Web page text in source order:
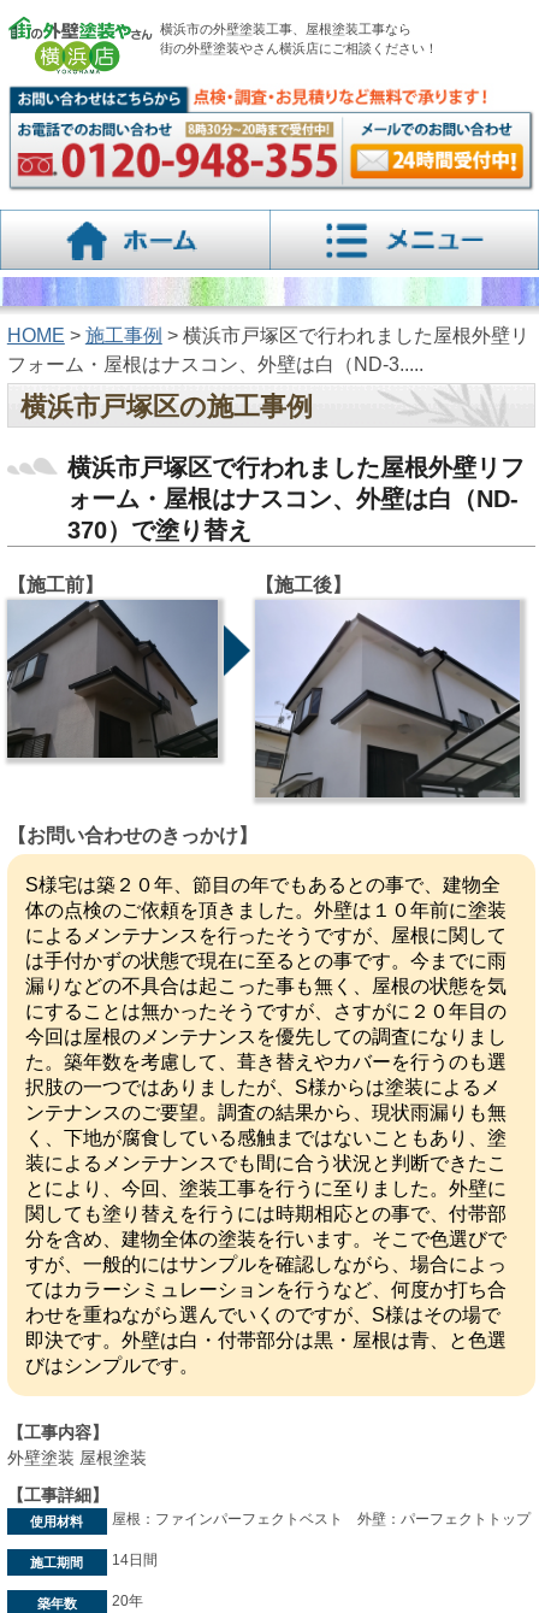
横浜市の外壁塗装工事、屋根塗装工事なら
街の外壁塗装やさん横浜店にご相談ください！
HOME > 施工事例 > 横浜市戸塚区で行われました屋根外壁リ
フォーム・屋根はナスコン、外壁は白（ND-3.....
横浜市戸塚区の施工事例
横浜市戸塚区で行われました屋根外壁リフ
ォーム・屋根はナスコン、外壁は白（ND-
370）で塗り替え
【施工前】 【施工後】
【お問い合わせのきっかけ】
S様宅は築２０年、節目の年でもあるとの事で、建物全
体の点検のご依頼を頂きました。外壁は１０年前に塗装
によるメンテナンスを行ったそうですが、屋根に関して
は手付かずの状態で現在に至るとの事です。今までに雨
漏りなどの不具合は起こった事も無く、屋根の状態を気
にすることは無かったそうですが、さすがに２０年目の
今回は屋根のメンテナンスを優先しての調査になりまし
た。築年数を考慮して、葺き替えやカバーを行うのも選
択肢の一つではありましたが、S様からは塗装によるメ
ンテナンスのご要望。調査の結果から、現状雨漏りも無
く、下地が腐食している感触まではないこともあり、塗
装によるメンテナンスでも間に合う状況と判断できたこ
とにより、今回、塗装工事を行うに至りました。外壁に
関しても塗り替えを行うには時期相応との事で、付帯部
分を含め、建物全体の塗装を行います。そこで色選びで
すが、一般的にはサンプルを確認しながら、場合によっ
てはカラーシミュレーションを行うなど、何度か打ち合
わせを重ねながら選んでいくのですが、S様はその場で
即決です。外壁は白・付帯部分は黒・屋根は青、と色選
びはシンプルです。
【工事内容】
外壁塗装 屋根塗装
【工事詳細】
使用材料 屋根：ファインパーフェクトベスト 外壁：パーフェクトトップ
施工期間 14日間
築年数 20年